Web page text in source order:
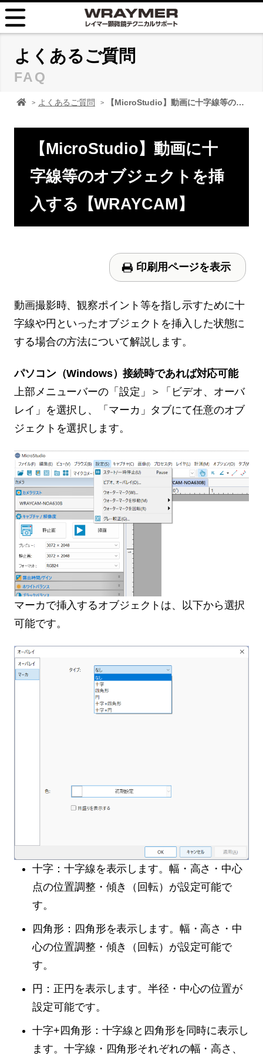
HOME
FAQ
TIPS
取扱説明書
お問い合せ
よくあるご質問
FAQ
顕微鏡 レイマーHOME
よくあるご質問 【MicroStudio】動画に十字線等のオブジェクトを挿入する【WRAYCAM】
【MicroStudio】動画に十
字線等のオブジェクトを挿
入する【WRAYCAM】
印刷用ページを表示
動画撮影時、観察ポイント等を指し示すために十
字線や円といったオブジェクトを挿入した状態に
する場合の方法について解説します。
パソコン（Windows）接続時であれば対応可能
上部メニューバーの「設定」＞「ビデオ、オーバ
レイ」を選択し、「マーカ」タブにて任意のオブ
ジェクトを選択します。
マーカで挿入するオブジェクトは、以下から選択
可能です。
十字：十字線を表示します。幅・高さ・中心
点の位置調整・傾き（回転）が設定可能で
す。
四角形：四角形を表示します。幅・高さ・中
心の位置調整・傾き（回転）が設定可能で
す。
円：正円を表示します。半径・中心の位置が
設定可能です。
十字+四角形：十字線と四角形を同時に表示し
ます。十字線・四角形それぞれの幅・高さ、